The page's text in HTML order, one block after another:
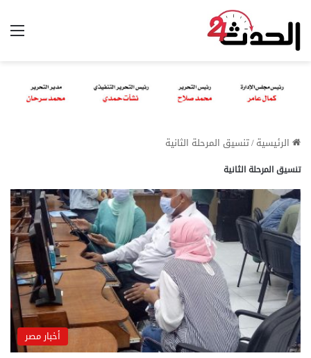
الرئيسية/تنسيق المرحلة الثانية
تنسيق المرحلة الثانية
أخبار مصر